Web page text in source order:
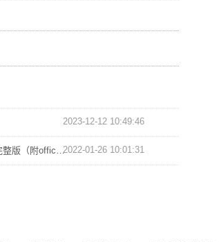
2023-12-12 10:49:46
2022-01-26 10:01:31
Microsoft office 2007 免费完整版（附office2007密钥）